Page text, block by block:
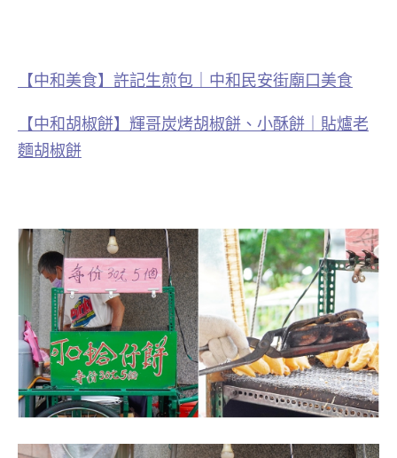
【中和美食】許記生煎包｜中和民安街廟口美食
【中和胡椒餅】輝哥炭烤胡椒餅、小酥餅｜貼爐老
麵胡椒餅